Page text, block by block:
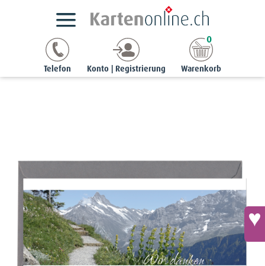
Telefon Konto | Registrierung Warenkorb
0
Danksagung - Alpengarten